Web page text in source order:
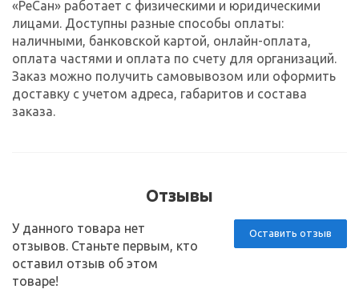
«РеСан» работает с физическими и юридическими
лицами. Доступны разные способы оплаты:
наличными, банковской картой, онлайн-оплата,
оплата частями и оплата по счету для организаций.
Заказ можно получить самовывозом или оформить
доставку с учетом адреса, габаритов и состава
заказа.
Отзывы
Оставить отзыв
У данного товара нет
отзывов. Станьте первым, кто
оставил отзыв об этом
товаре!